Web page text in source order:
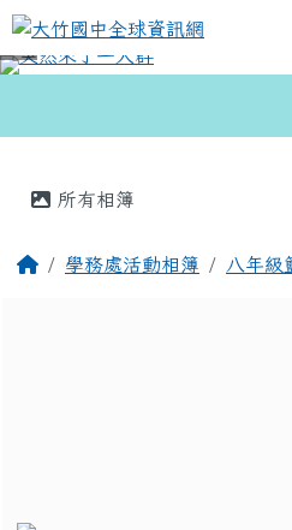
跳至主內容區
大竹國中全球資訊
所有相簿
回首頁學務處活動相簿 八年級